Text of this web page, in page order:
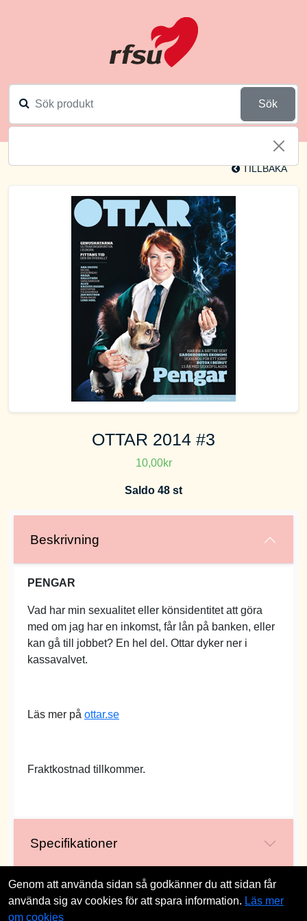
Sök
TILLBAKA
OTTAR 2014 #3
10,00kr
Saldo 48 st
Beskrivning
PENGAR
Vad har min sexualitet eller könsidentitet att göra
med om jag har en inkomst, får lån på banken, eller
kan gå till jobbet? En hel del. Ottar dyker ner i
kassavalvet.
Läs mer på ottar.se
Fraktkostnad tillkommer.
Specifikationer
st
Genom att använda sidan så godkänner du att sidan får
använda sig av cookies för att spara information. Läs mer
om cookies